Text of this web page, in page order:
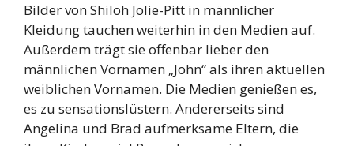
Bilder von Shiloh Jolie-Pitt in männlicher
Kleidung tauchen weiterhin in den Medien auf.
Außerdem trägt sie offenbar lieber den
männlichen Vornamen „John“ als ihren aktuellen
weiblichen Vornamen. Die Medien genießen es,
es zu sensationslüstern. Andererseits sind
Angelina und Brad aufmerksame Eltern, die